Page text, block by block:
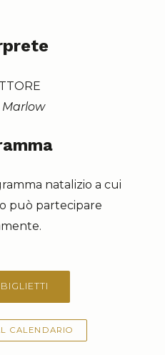
natalizio a cui
può partecipare
CALENDARIO